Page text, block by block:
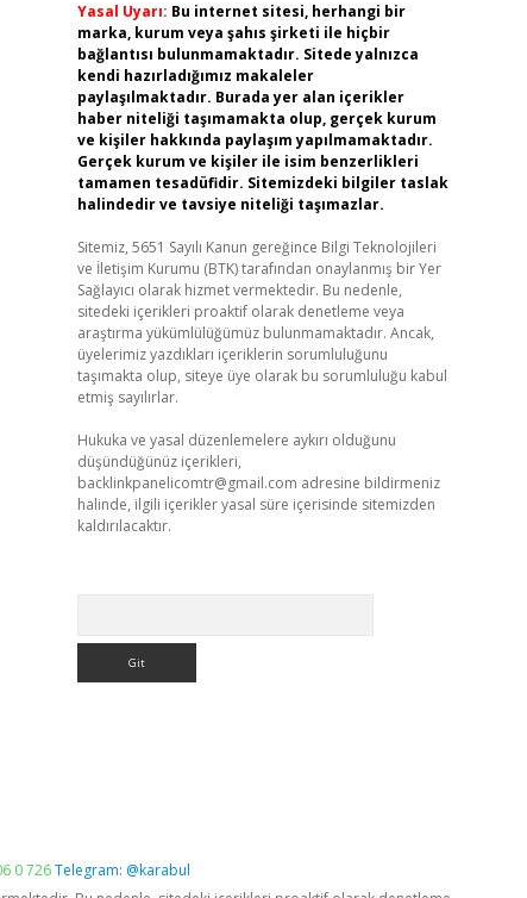
Yasal Uyarı: Bu internet sitesi, herhangi bir
marka, kurum veya şahıs şirketi ile hiçbir
bağlantısı bulunmamaktadır. Sitede yalnızca
kendi hazırladığımız makaleler
paylaşılmaktadır. Burada yer alan içerikler
haber niteliği taşımamakta olup, gerçek kurum
ve kişiler hakkında paylaşım yapılmamaktadır.
Gerçek kurum ve kişiler ile isim benzerlikleri
tamamen tesadüfidir. Sitemizdeki bilgiler taslak
halindedir ve tavsiye niteliği taşımazlar.
Sitemiz, 5651 Sayılı Kanun gereğince Bilgi Teknolojileri
ve İletişim Kurumu (BTK) tarafından onaylanmış bir Yer
Sağlayıcı olarak hizmet vermektedir. Bu nedenle,
sitedeki içerikleri proaktif olarak denetleme veya
araştırma yükümlülüğümüz bulunmamaktadır. Ancak,
üyelerimiz yazdıkları içeriklerin sorumluluğunu
taşımakta olup, siteye üye olarak bu sorumluluğu kabul
etmiş sayılırlar.
Hukuka ve yasal düzenlemelere aykırı olduğunu
düşündüğünüz içerikleri,
backlinkpanelicomtr@gmail.com adresine bildirmeniz
halinde, ilgili içerikler yasal süre içerisinde sitemizden
kaldırılacaktır.
0 726Telegram: @karabul